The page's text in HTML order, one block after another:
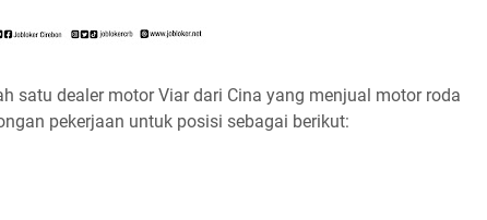
satu dealer motor Viar dari Cina yang menjual motor roda
pekerjaan untuk posisi sebagai berikut: